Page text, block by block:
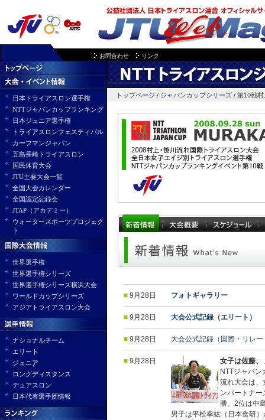
お問合わせ リンク
日本トライアスロン選手権
NTTジャパンカップランキング
日本ジュニア選手権
トライアスロンフェスティバル
カーフマンジャパン
五島長崎トライアスロン
国民体育大会
JTU主要大会一覧
全国大会カレンダー
全国認定記録会
JTAP（アカデミー）
ウォータースポーツプロジェク
ト
世界選手権
世界選手権シリーズ
世界選手権シリーズ横浜大会
ワールドカップシリーズ
アジアトライアスロン大会
ナショナルチーム
エリート
ジュニア
ロングディスタンス
デュアスロン
日本代表選手団情報
トップページ / ジャパンカップシリーズ / 第10戦
■ 9月28日 フォトギャラリー
■ 9月28日 大会公式記録（エリート）
■ 9月28日 大会公式記録（国際・リレ
■ 9月28日
女子は佐藤、
NTTジャパ
流れ大会は、
ンパートナ
勝。2位は中
男子は平松幸紘（日本食研